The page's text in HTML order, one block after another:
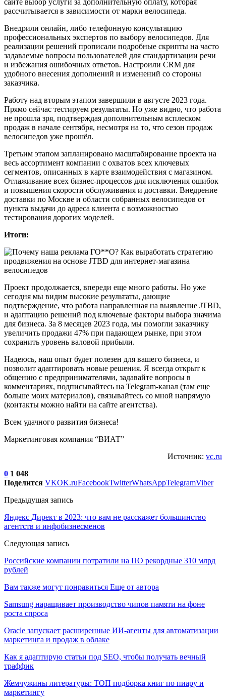
рассчитывается в зависимости от марки велосипеда.
Внедрили онлайн, либо телефонную консультацию
профессиональных экспертов по выбору велосипедов. Для
реализации решений прописали подробные скрипты на часто
задаваемые вопросы пользователей для стандартизации речи
и избежания ошибочных ответов. Настроили CRM для
удобного внесения дополнений и изменений со стороны
заказчика.
Работу над вторым этапом завершили в августе 2023 года.
Прямо сейчас тестируем результаты. Но уже видно, что работа
не прошла зря, подтверждая дополнительным всплеском
продаж в начале сентября, несмотря на то, что сезон продаж
велосипедов уже прошёл.
Третьим этапом запланировано масштабирование проекта на
весь ассортимент компании с охватов всех ключевых
сегментов, описанных в карте взаимодействия с магазином.
Отлаживание всех бизнес-процессов для исключения ошибок
и повышения скорости обслуживания и доставки. Внедрение
доставки по Москве и области собранных велосипедов от
пункта выдачи до адреса клиента с возможностью
тестирования дорогих моделей.
Итоги:
Проект продолжается, впереди еще много работы. Но уже
сегодня мы видим высокие результаты, дающие
подтверждение, что работа направленная на выявление JTBD,
и адаптацию решений под ключевые факторы выбора значима
для бизнеса. За 8 месяцев 2023 года, мы помогли заказчику
увеличить продажи 47% при падающем рынке, при этом
сохранить уровень валовой прибыли.
Надеюсь, наш опыт будет полезен для вашего бизнеса, и
позволит адаптировать новые решения. Я всегда открыт к
общению с предпринимателями, задавайте вопросы в
комментариях, подписывайтесь на Telegram-канал (там еще
больше моих материалов), связывайтесь со мной напрямую
(контакты можно найти на сайте агентства).
Всем удачного развития бизнеса!
Маркетинговая компания “ВИАТ”
Источник: vc.ru
0 1 048
Поделится VKOK.ruFacebookTwitterWhatsAppTelegramViber
Предыдущая запись
Яндекс Директ в 2023: что вам не расскажет большинство
агентств и инфобизнесменов
Следующая запись
Российские компании потратили на ПО рекордные 310 млрд
рублей
Вам также могут понравиться Еще от автора
Samsung наращивает производство чипов памяти на фоне
роста спроса
Oracle запускает расширенные ИИ‑агенты для автоматизации
маркетинга и продаж в облаке
Как я адаптирую статьи под SEO, чтобы получать вечный
траффик
Жемчужины литературы: ТОП подборка книг по пиару и
маркетингу